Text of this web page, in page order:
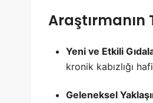
Araştırmanın
Yeni ve Etkili
kronik kabızlığı
Geleneksel